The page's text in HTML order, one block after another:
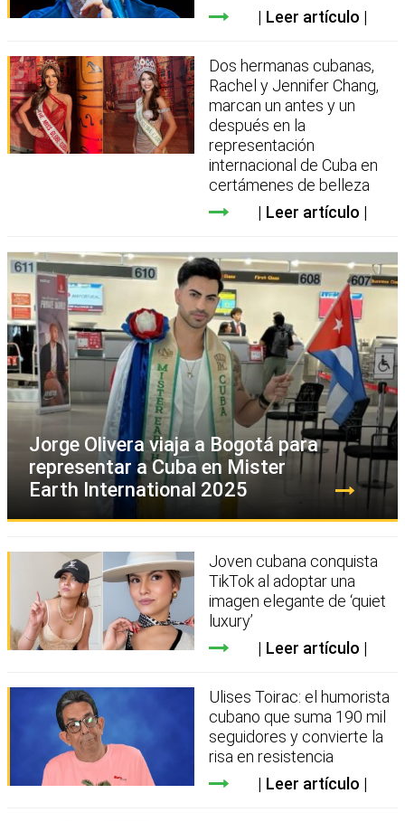
Leer artículo
Dos hermanas cubanas,
Rachel y Jennifer Chang,
marcan un antes y un
después en la
representación
internacional de Cuba en
certámenes de belleza
Leer artículo
Jorge Olivera viaja a Bogotá para
representar a Cuba en Mister
Earth International 2025
Joven cubana conquista
TikTok al adoptar una
imagen elegante de ‘quiet
luxury’
Leer artículo
Ulises Toirac: el humorista
cubano que suma 190 mil
seguidores y convierte la
risa en resistencia
Leer artículo